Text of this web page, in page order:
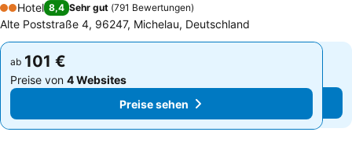
2 Sterne
Hotel 8,4 Sehr gut (791 Bewertungen)
Alte Poststraße 4, 96247, Michelau, Deutschland
ab 101 €
Preise von 4 Websites
Preise sehen
ab 101 €
Preise von 4 Websites
Preise sehen